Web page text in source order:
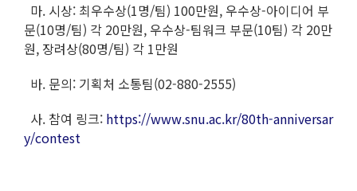
마. 시상: 최우수상(1명/팀) 100만원, 우수상-아이디어 부
문(10명/팀) 각 20만원, 우수상-팀워크 부문(10팀) 각 20만
원, 장려상(80명/팀) 각 1만원
바. 문의: 기획처 소통팀(02-880-2555)
사. 참여 링크: https://www.snu.ac.kr/80th-anniversar
y/contest